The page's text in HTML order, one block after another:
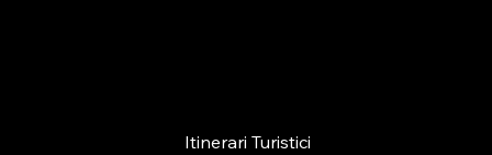
Itinerari Turistici